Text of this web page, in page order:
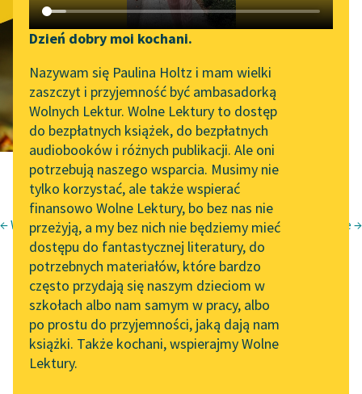
Katalog DAISY
Podkasty o książkach
Zgłoś brak utworu
Aktualności
„Prokurator Alicja Horn”
do słuchania
Byliśmy częścią AI Impact
Lab
Zapraszamy na spotkanie
online z tłumaczkami
literatury skandynawskiej
Spotkanie z Katarzyną
Tunkiel w Oslo
102. lata temu zmarł
Joseph Conrad
Narzędzia
Mapa Wolnych Lektur
Leśmianator
Przewodnik dla piszących i
czytających
API
OAI-PMH
Widget Wolnych Lektur
Przypisy
Dzień dobry moi kochani.
Nazywam się Paulina Holtz i mam wielki
zaszczyt i przyjemność być ambasadorką
Wolnych Lektur. Wolne Lektury to dostęp
do bezpłatnych książek, do bezpłatnych
audiobooków i różnych publikacji. Ale oni
potrzebują naszego wsparcia. Musimy nie
tylko korzystać, ale także wspierać
finansowo Wolne Lektury, bo bez nas nie
przeżyją, a my bez nich nie będziemy mieć
dostępu do fantastycznej literatury, do
potrzebnych materiałów, które bardzo
często przydają się naszym dzieciom w
szkołach albo nam samym w pracy, albo
po prostu do przyjemności, jaką dają nam
książki. Także kochani, wspierajmy Wolne
Lektury.
Oskarżenie →
← Weźcie kilof Julian Kornhauser
Zjadacze kartofli
Bądź otwarty